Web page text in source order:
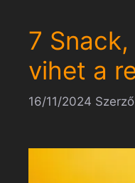
7
vihet a
16/11/2024